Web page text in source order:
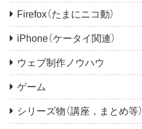
Firefox（たまにニコ動）
iPhone（ケータイ関連）
ウェブ制作ノウハウ
ゲーム
シリーズ物（講座，まとめ等）